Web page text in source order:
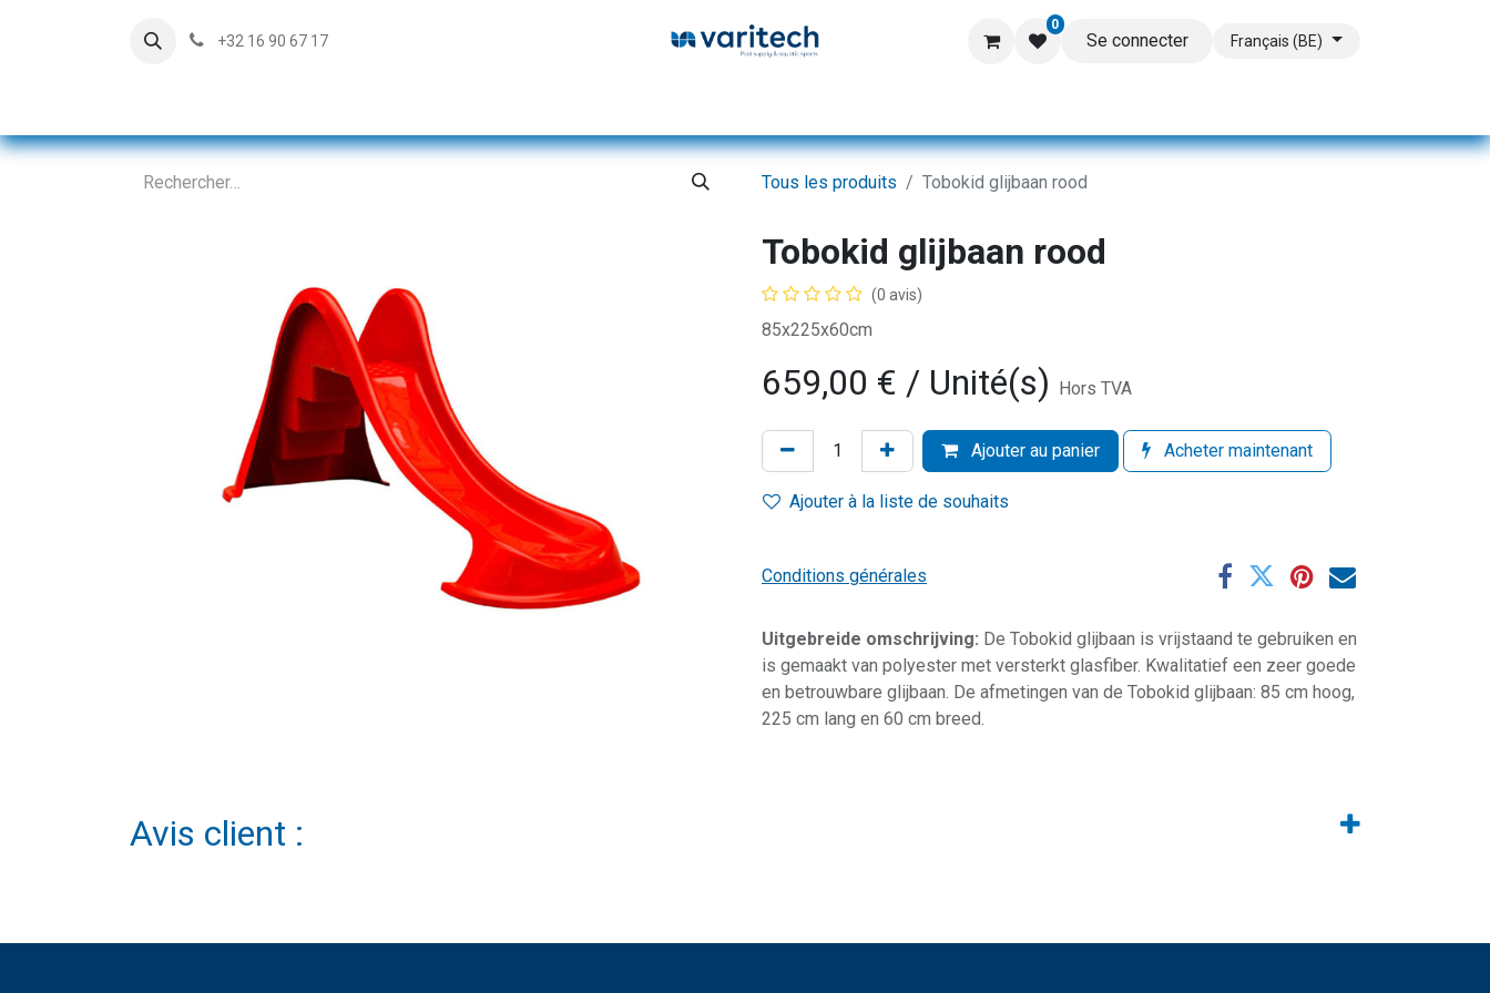
+32 16 90 67 17
0
Se connecter Français (BE)
Tous les produits Tobokid glijbaan rood
Tobokid glijbaan rood
(0 avis)
85x225x60cm
659,00 € / Unité(s) Hors TVA
Ajouter au panier Acheter maintenant
Ajouter à la liste de souhaits
Conditions générales
Uitgebreide omschrijving: De Tobokid glijbaan is vrijstaand te gebruiken en
is gemaakt van polyester met versterkt glasfiber. Kwalitatief een zeer goede
en betrouwbare glijbaan. De afmetingen van de Tobokid glijbaan: 85 cm hoog,
225 cm lang en 60 cm breed.
Avis client :